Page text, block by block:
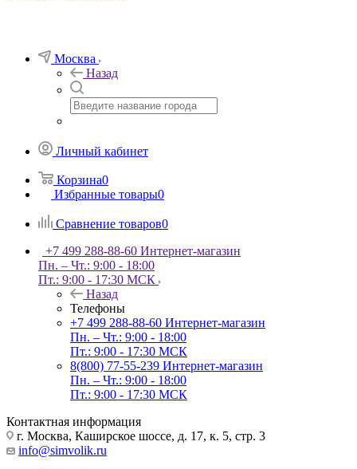
Москва
Назад
Личный кабинет
Корзина0
Избранные товары0
Сравнение товаров0
+7 499 288-88-60 Интернет-магазин
Пн. – Чт.: 9:00 - 18:00
Пт.: 9:00 - 17:30 МСК
Назад
Телефоны
+7 499 288-88-60 Интернет-магазин
Пн. – Чт.: 9:00 - 18:00
Пт.: 9:00 - 17:30 МСК
8(800) 77-55-239 Интернет-магазин
Пн. – Чт.: 9:00 - 18:00
Пт.: 9:00 - 17:30 МСК
Контактная информация
г. Москва, Каширское шоссе, д. 17, к. 5, стр. 3
info@simvolik.ru